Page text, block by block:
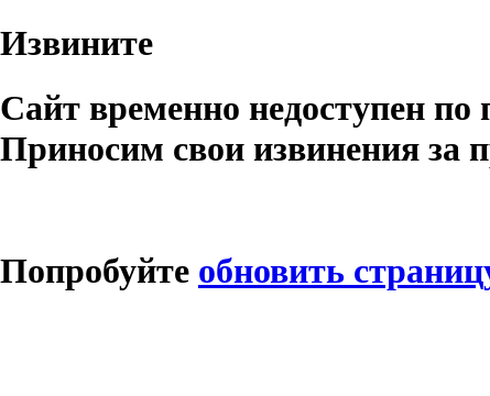
Извините
Сайт временно недоступен
Приносим свои извинения за
Попробуйте обновить